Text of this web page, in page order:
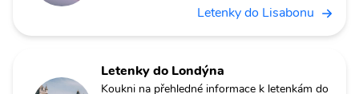
Letenky do Lisabonu
Letenky do Londýna
Koukni na přehledné informace k letenkám do